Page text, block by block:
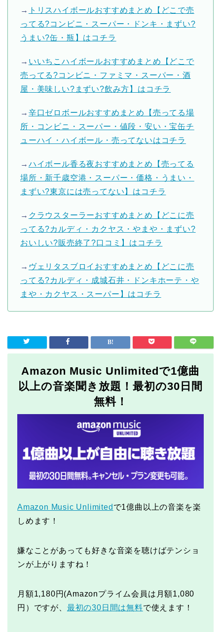
→ トリスハイボールおすすめまとめ【どこで売
ってる?コンビニ・スーパー・ドンキ・まずい?
うまい?缶・瓶】はコチラ
→ いいちこハイボールおすすめまとめ【どこで
売ってる?コンビニ・ファミマ・スーパー・酒
屋・美味しい?まずい?飲み方】はコチラ
→ 辛口ゼロボールおすすめまとめ【売ってる場
所・コンビニ・スーパー・値段・安い・宝缶チ
ューハイ・ハイボール・売ってないはコチラ
→ ハイボール香る夜おすすめまとめ【売ってる
場所・新千歳空港・スーパー・価格・うまい・
まずい?東京には売ってない】はコチラ
→ クラウスターラーおすすめまとめ【どこに売
ってる?カルディ・カクヤス・やまや・まずい?
おいしい?販売終了?口コミ】はコチラ
→ ヴェリタスブロイおすすめまとめ【どこに売
ってる?カルディ・成城石井・ドンキホーテ・や
まや・カクヤス・スーパー】はコチラ
Amazon Music Unlimitedで1億曲
以上の音楽聞き放題！最初の30日間
無料！
Amazon Music Unlimited で1億曲以上の音楽を楽
しめます！
嫌なことがあっても好きな音楽を聴けばテンショ
ンが上がりますね！
月額1,180円(Amazonプライム会員は月額1,080
円）ですが、 最初の30日間は無料で使えます！